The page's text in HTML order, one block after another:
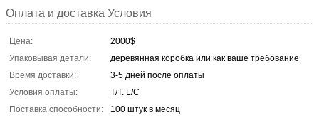
Оплата и доставка Условия
Цена:
2000$
Упаковывая детали:
деревянная коробка или как ваше требование
Время доставки:
3-5 дней после оплаты
Условия оплаты:
T/T. L/C
Поставка способности:
100 штук в месяц